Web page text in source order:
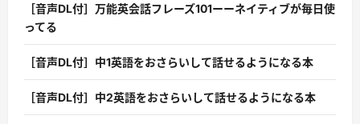
［音声DL付］万能英会話フレーズ101ーーネイティブが毎日使
ってる
［音声DL付］中1英語をおさらいして話せるようになる本
［音声DL付］中2英語をおさらいして話せるようになる本